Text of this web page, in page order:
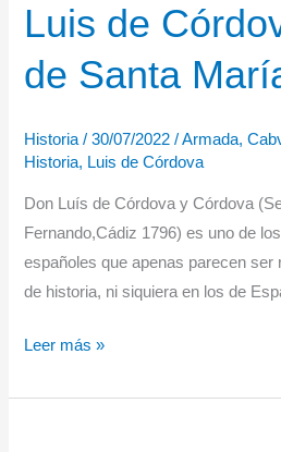
en
EXPRESS
Luis de
de Santa
Historia /30/07/2022/Armada,
Historia, Luis de Córdova
Don Luís de Córdova y Córdova
Fernando,Cádiz 1796) es uno de
españoles que apenas parecen ser
de historia, ni siquiera en los de
Luis
Córdova:
Leer más »